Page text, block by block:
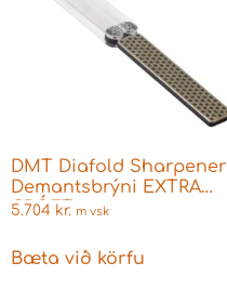
DMT Diafold Sharpener
Demantsbrýni EXTRA
GRÓFT
5.704 kr. m vsk
Bæta við körfu